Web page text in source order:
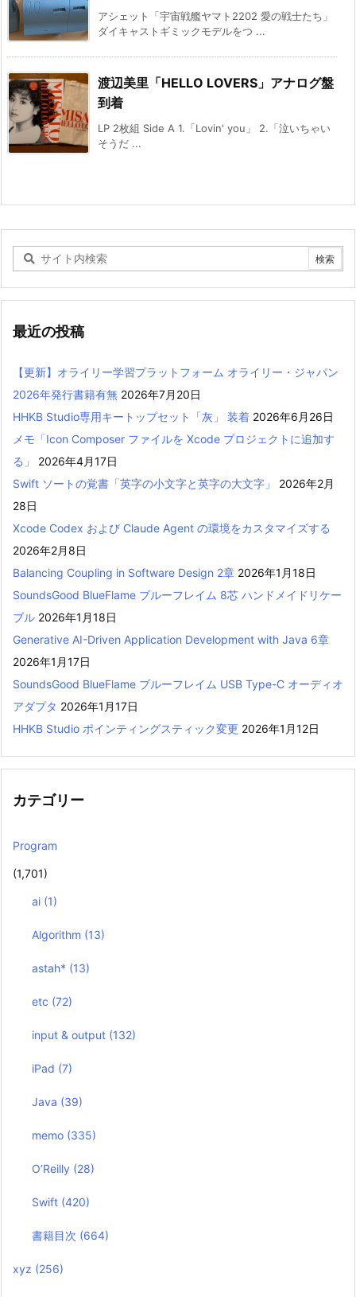
アシェット「宇宙戦艦ヤマト2202 愛の戦士たち」
ダイキャストギミックモデルをつ ...
渡辺美里「HELLO LOVERS」アナログ盤
到着
LP 2枚組 Side A 1.「Lovin' you」 2.「泣いちゃい
そうだ ...
最近の投稿
【更新】オライリー学習プラットフォーム オライリー・ジャパン
2026年発行書籍有無 2026年7月20日
HHKB Studio専用キートップセット「灰」 装着 2026年6月26日
メモ「Icon Composer ファイルを Xcode プロジェクトに追加す
る」
2026年4月17日
Swift ソートの覚書「英字の小文字と英字の大文字」
2026年2月
28日
Xcode Codex および Claude Agent の環境をカスタマイズする
2026年2月8日
Balancing Coupling in Software Design 2章 2026年1月18日
SoundsGood BlueFlame ブルーフレイム 8芯 ハンドメイドリケー
ブル 2026年1月18日
Generative AI-Driven Application Development with Java 6章
2026年1月17日
SoundsGood BlueFlame ブルーフレイム USB Type-C オーディオ
アダプタ 2026年1月17日
HHKB Studio ポインティングスティック変更 2026年1月12日
カテゴリー
Program
(1,701)
ai (1)
Algorithm (13)
astah* (13)
etc (72)
input & output (132)
iPad (7)
Java (39)
memo (335)
O’Reilly (28)
Swift (420)
書籍目次 (664)
xyz (256)